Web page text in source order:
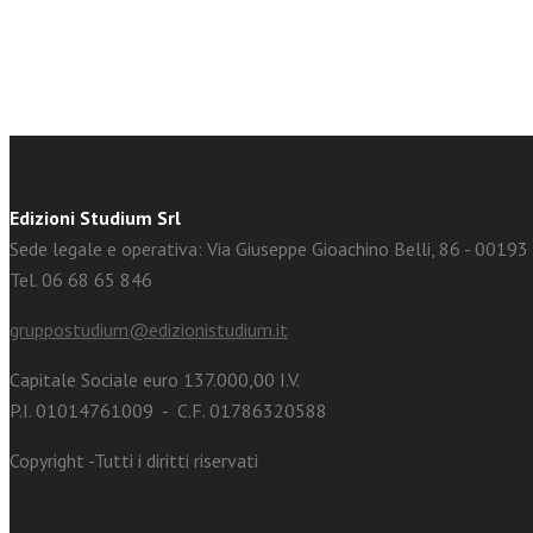
Edizioni Studium Srl
Sede legale e operativa: Via Giuseppe Gioachino Belli, 86 - 00193
Tel. 06 68 65 846
gruppostudium@edizionistudium.it
Capitale Sociale euro 137.000,00 I.V.
P.I. 01014761009 - C.F. 01786320588
Copyright -Tutti i diritti riservati